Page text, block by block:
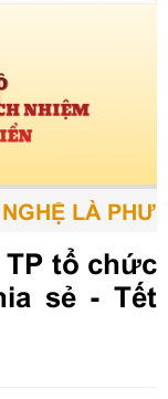
LÀ
TP tổ chức
sẻ - Tết